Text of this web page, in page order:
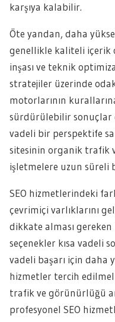
karşıya kalabilir.
Öte yandan, daha
genellikle kaliteli içerik
inşası ve teknik
stratejiler üzerinde
motorlarının
sürdürülebilir sonuçlar
vadeli bir perspektife
sitesinin organik trafik
işletmelere uzun süreli
SEO hizmetlerindeki
çevrimiçi varlıklarını
dikkate alması
seçenekler kısa vadeli
vadeli başarı için daha
hizmetler tercih
trafik ve görünürlüğü
profesyonel SEO